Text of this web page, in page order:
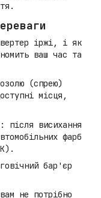
іржі, і як
ваш час та
(спрею)
місця,
після висихання
фарб
бар'єр
не потрібно